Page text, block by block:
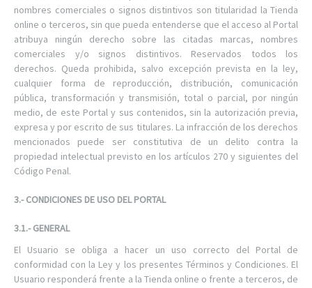
nombres comerciales o signos distintivos son titularidad la Tienda
online o terceros, sin que pueda entenderse que el acceso al Portal
atribuya ningún derecho sobre las citadas marcas, nombres
comerciales y/o signos distintivos. Reservados todos los
derechos. Queda prohibida, salvo excepción prevista en la ley,
cualquier forma de reproducción, distribución, comunicación
pública, transformación y transmisión, total o parcial, por ningún
medio, de este Portal y sus contenidos, sin la autorización previa,
expresa y por escrito de sus titulares. La infracción de los derechos
mencionados puede ser constitutiva de un delito contra la
propiedad intelectual previsto en los artículos 270 y siguientes del
Código Penal.
3.- CONDICIONES DE USO DEL PORTAL
3.1.- GENERAL
El Usuario se obliga a hacer un uso correcto del Portal de
conformidad con la Ley y los presentes Términos y Condiciones. El
Usuario responderá frente a la Tienda online o frente a terceros, de